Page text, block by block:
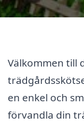
Välkommen till
en enkel och
förvandla din